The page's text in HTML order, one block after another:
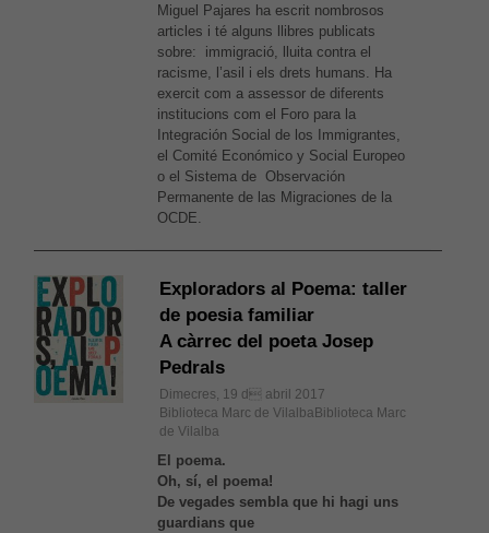
Miguel Pajares ha escrit nombrosos
articles i té alguns llibres publicats
sobre: immigració, lluita contra el
racisme, l’asil i els drets humans. Ha
exercit com a assessor de diferents
institucions com el Foro para la
Integración Social de los Immigrantes,
el Comité Económico y Social Europeo
o el Sistema de Observación
Permanente de las Migraciones de la
OCDE.
Exploradors al Poema: taller
de poesia familiar
A càrrec del poeta Josep
Pedrals
Dimecres, 19 d abril 2017
Biblioteca Marc de VilalbaBiblioteca Marc
de Vilalba
El poema.
Oh, sí, el poema!
De vegades sembla que hi hagi uns
guardians que